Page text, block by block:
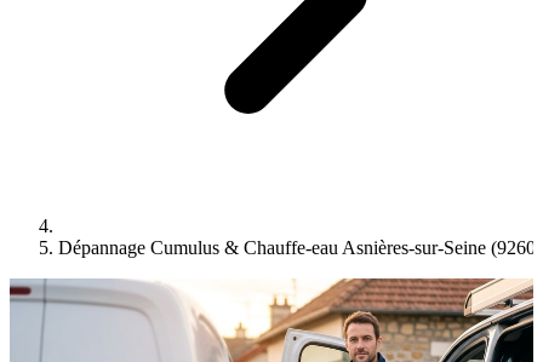
Dépannage Cumulus & Chauffe-eau Asnières-sur-Seine